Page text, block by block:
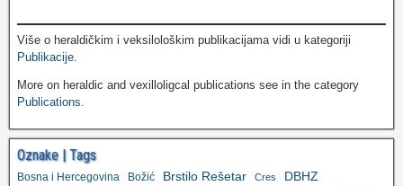
Više o heraldičkim i veksilološkim publikacijama vidi u kategoriji
Publikacije
More on heraldic and vexilloligcal publications see in the category
Publications
Oznake | Tags
Bosna i Hercegovina Božić Brstilo Rešetar Cres DBHZ